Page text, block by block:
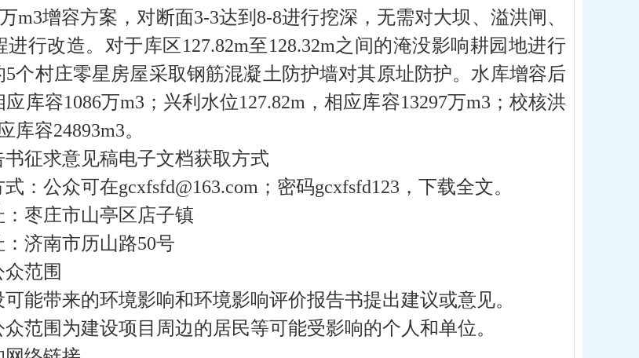
m3增容方案，对断面3-3达到8-8进行挖深，无需对大坝、溢洪闸、
行改造。对于库区127.82m至128.32m之间的淹没影响耕园地进行
个村庄零星房屋采取钢筋混凝土防护墙对其原址防护。水库增容后
库容1086万m3；兴利水位127.82m，相应库容13297万m3；校核洪
库容24893m3。
征求意见稿电子文档获取方式
：公众可在gcxfsfd@163.com；密码gcxfsfd123，下载全文。
枣庄市山亭区店子镇
济南市历山路50号
范围
能带来的环境影响和环境影响评价报告书提出建议或意见。
范围为建设项目周边的居民等可能受影响的个人和单位。